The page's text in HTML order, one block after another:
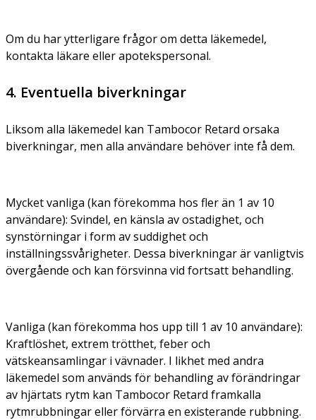
Om du har ytterligare frågor om detta läkemedel,
kontakta läkare eller apotekspersonal.
4. Eventuella biverkningar
Liksom alla läkemedel kan Tambocor Retard orsaka
biverkningar, men alla användare behöver inte få dem.
Mycket vanliga (kan förekomma hos fler än 1 av 10
användare): Svindel, en känsla av ostadighet, och
synstörningar i form av suddighet och
inställningssvårigheter. Dessa biverkningar är vanligtvis
övergående och kan försvinna vid fortsatt behandling.
Vanliga (kan förekomma hos upp till 1 av 10 användare):
Kraftlöshet, extrem trötthet, feber och
vätskeansamlingar i vävnader. I likhet med andra
läkemedel som används för behandling av förändringar
av hjärtats rytm kan Tambocor Retard framkalla
rytmrubbningar eller förvärra en existerande rubbning.